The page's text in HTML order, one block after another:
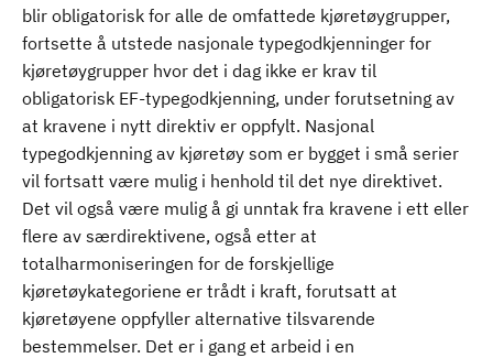
blir obligatorisk for alle de omfattede kjøretøygrupper,
fortsette å utstede nasjonale typegodkjenninger for
kjøretøygrupper hvor det i dag ikke er krav til
obligatorisk EF-typegodkjenning, under forutsetning av
at kravene i nytt direktiv er oppfylt. Nasjonal
typegodkjenning av kjøretøy som er bygget i små serier
vil fortsatt være mulig i henhold til det nye direktivet.
Det vil også være mulig å gi unntak fra kravene i ett eller
flere av særdirektivene, også etter at
totalharmoniseringen for de forskjellige
kjøretøykategoriene er trådt i kraft, forutsatt at
kjøretøyene oppfyller alternative tilsvarende
bestemmelser. Det er i gang et arbeid i en